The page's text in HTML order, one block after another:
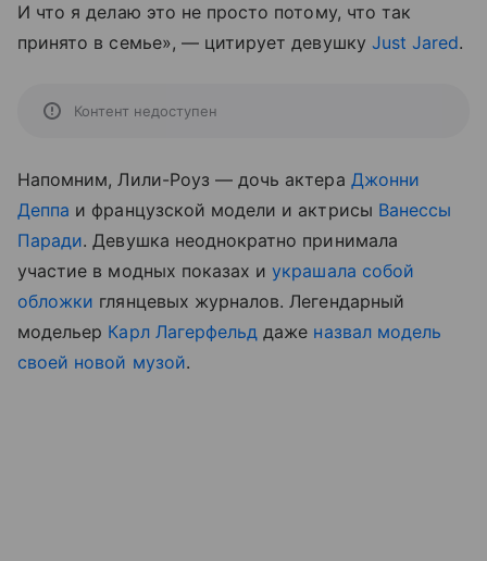
И что я делаю это не просто потому, что так
принято в семье», — цитирует девушку Just Jared.
Контент недоступен
Напомним, Лили-Роуз — дочь актера Джонни
Деппа и французской модели и актрисы Ванессы
Паради. Девушка неоднократно принимала
участие в модных показах иукрашала собой
обложки глянцевых журналов. Легендарный
модельер Карл Лагерфельд даже назвал модель
своей новой музой.